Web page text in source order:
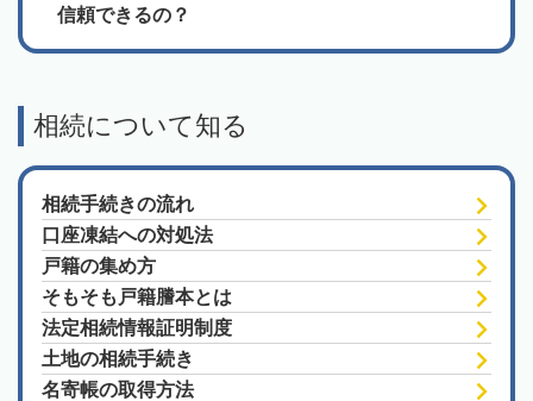
信頼できるの？
相続について知る
相続手続きの流れ
口座凍結への対処法
戸籍の集め方
そもそも戸籍謄本とは
法定相続情報証明制度
土地の相続手続き
名寄帳の取得方法